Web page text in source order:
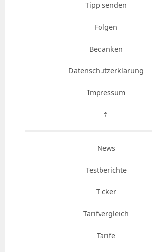
Tipp senden
Folgen
Bedanken
Datenschutzerklärung
Impressum
⇡
News
Testberichte
Ticker
Tarifvergleich
Tarife